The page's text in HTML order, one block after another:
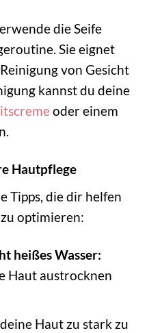
die Seife
Sie eignet
von Gesicht
kannst du deine
oder einem
Hautpflege
Tipps, die dir helfen
optimieren:
heißes Wasser:
Haut austrocknen
Haut zu stark zu